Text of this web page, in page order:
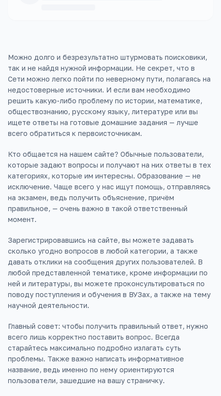
Можно долго и безрезультатно штурмовать поисковики,
так и не найдя нужной информации. Не секрет, что в
Сети можно легко пойти по неверному пути, полагаясь на
недостоверные источники. И если вам необходимо
решить какую-либо проблему по истории, математике,
обществознанию, русскому языку, литературе или вы
ищете ответы на готовые домашние задания — лучше
всего обратиться к первоисточникам.
Кто общается на нашем сайте? Обычные пользователи,
которые задают вопросы и получают на них ответы в тех
категориях, которые им интересны. Образование — не
исключение. Чаще всего у нас ищут помощь, отправляясь
на экзамен, ведь получить объяснение, причём
правильное, — очень важно в такой ответственный
момент.
Зарегистрировавшись на сайте, вы можете задавать
сколько угодно вопросов в любой категории, а также
давать отклики на сообщения других пользователей. В
любой представленной тематике, кроме информации по
ней и литературы, вы можете проконсультироваться по
поводу поступления и обучения в ВУЗах, а также на тему
научной деятельности.
Главный совет: чтобы получить правильный ответ, нужно
всего лишь корректно поставить вопрос. Всегда
старайтесь максимально подробно излагать суть
проблемы. Также важно написать информативное
название, ведь именно по нему ориентируются
пользователи, зашедшие на вашу страничку.